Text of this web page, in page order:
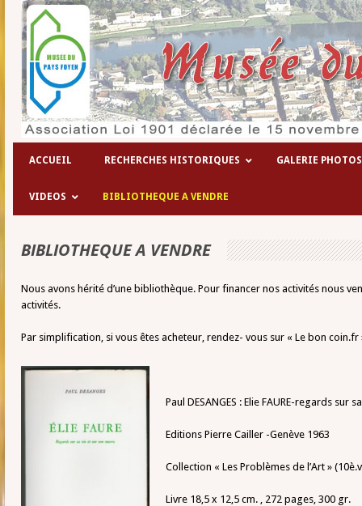
ACCUEIL RECHERCHES HISTORIQUES GALERIE PHOTOS
VIDEOS BIBLIOTHEQUE A VENDRE
BIBLIOTHEQUE A VENDRE
Nous avons hérité d’une bibliothèque. Pour financer nos activités nous
activités.
Par simplification, si vous êtes acheteur, rendez- vous sur « Le bon
Paul DESANGES : Elie FAURE-regards sur
Editions Pierre Cailler -Genève 1963
Collection « Les Problèmes de l’Art »
Livre 18,5 x 12,5 cm. , 272 pages, 300 gr.